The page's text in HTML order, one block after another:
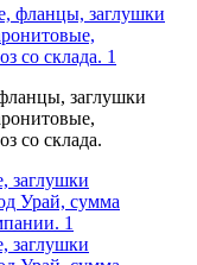
заглушки
со склада.